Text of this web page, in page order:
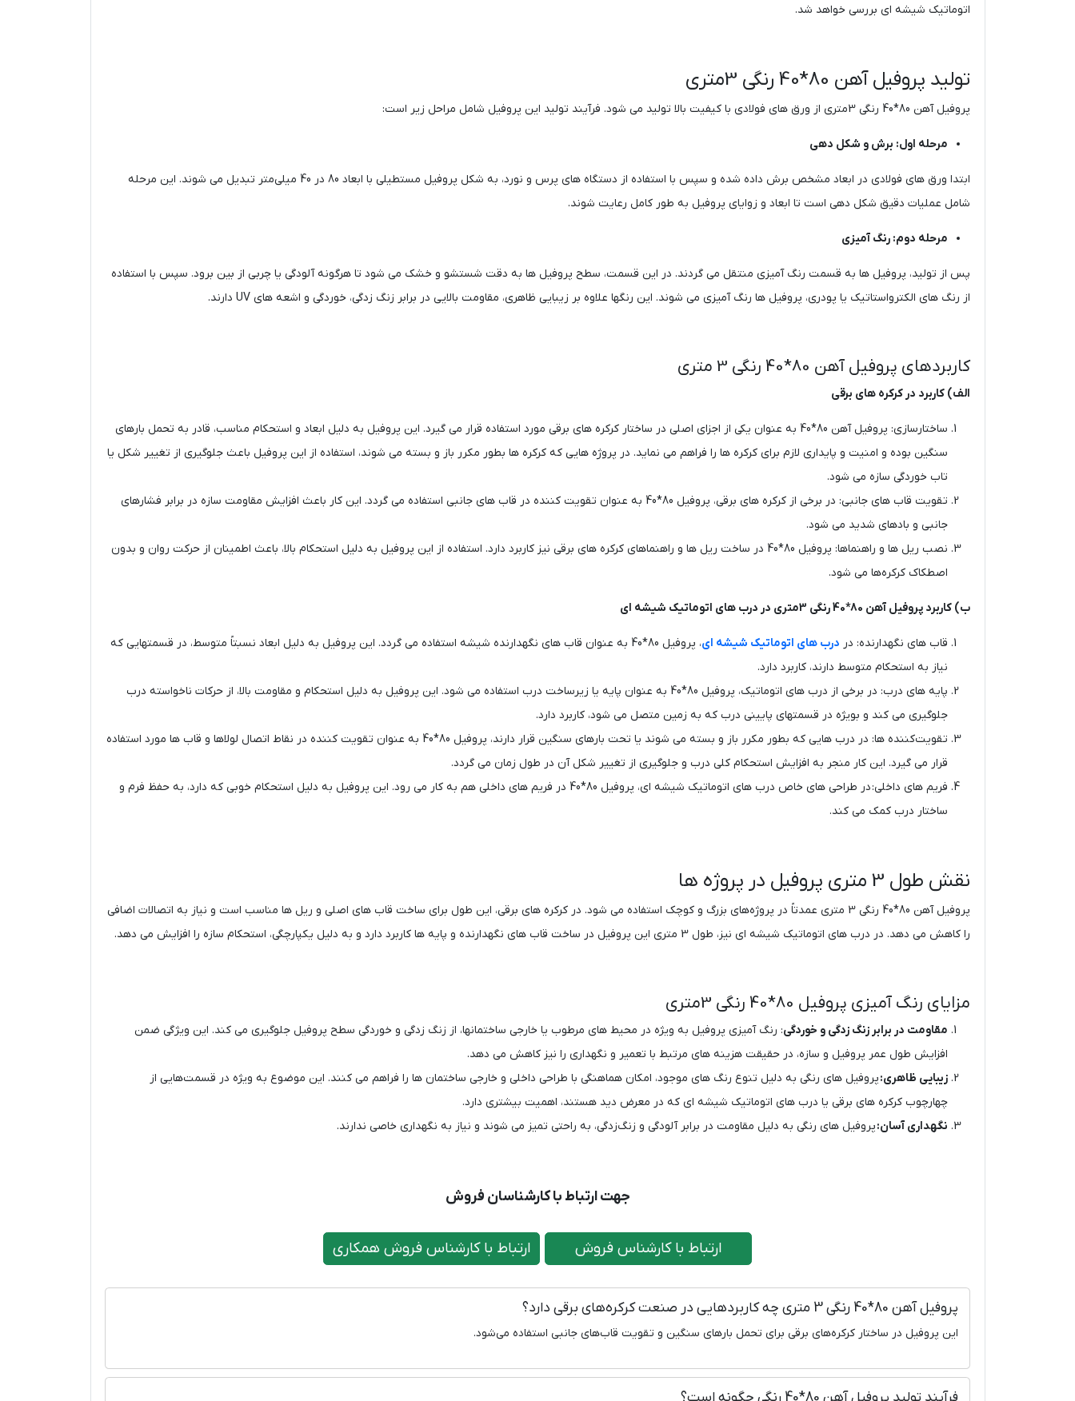
اتوماتیک شیشه ‌ای بررسی خواهد شد.
تولید پروفیل آهن 80*40 رنگی 3متری
پروفیل آهن 80*40 رنگی 3متری از ورق ‌های فولادی با کیفیت بالا تولید می‌ شود. فرآیند تولید این پروفیل شامل مراحل زیر است:
مرحله اول: برش و شکل‌ دهی
ابتدا ورق‌ های فولادی در ابعاد مشخص برش داده شده و سپس با استفاده از دستگاه های پرس و نورد، به شکل پروفیل مستطیلی با ابعاد 80 در 40 میلی‌متر تبدیل می ‌شوند. این مرحله
شامل عملیات دقیق شکل ‌دهی است تا ابعاد و زوایای پروفیل به طور کامل رعایت شوند.
مرحله دوم: رنگ ‌آمیزی
پس از تولید، پروفیل ‌ها به قسمت رنگ ‌آمیزی منتقل می گردند. در این قسمت، سطح پروفیل‌ ها به دقت شستشو و خشک می ‌شود تا هرگونه آلودگی یا چربی از بین برود. سپس با استفاده
از رنگ‌ های الکترواستاتیک یا پودری، پروفیل‌ ها رنگ ‌آمیزی می‌ شوند. این رنگها علاوه بر زیبایی ظاهری، مقاومت بالایی در برابر زنگ ‌زدگی، خوردگی و اشعه‌ های UV دارند.
کاربردهای پروفیل آهن 80*40 رنگی 3 متری
الف) کاربرد در کرکره‌ های برقی
ساختارسازی: پروفیل آهن 80*40 به عنوان یکی از اجزای اصلی در ساختار کرکره‌ های برقی مورد استفاده قرار می گیرد. این پروفیل به دلیل ابعاد و استحکام مناسب، قادر به تحمل بارهای
سنگین بوده و امنیت و پایداری لازم برای کرکره‌ ها را فراهم می ‌نماید. در پروژه‌ هایی که کرکره ‌ها بطور مکرر باز و بسته می ‌شوند، استفاده از این پروفیل باعث جلوگیری از تغییر شکل یا
تاب‌ خوردگی سازه می ‌شود.
تقویت قاب‌ های جانبی: در برخی از کرکره‌ های برقی، پروفیل 80*40 به عنوان تقویت‌ کننده در قاب‌ های جانبی استفاده می‌ گردد. این کار باعث افزایش مقاومت سازه در برابر فشارهای
جانبی و بادهای شدید می ‌شود.
نصب ریل ‌ها و راهنماها: پروفیل 80*40 در ساخت ریل‌ ها و راهنماهای کرکره‌ های برقی نیز کاربرد دارد. استفاده از این پروفیل به دلیل استحکام بالا، باعث اطمینان از حرکت روان و بدون
اصطکاک کرکره‌ها می شود.
ب) کاربرد پروفیل آهن 80*40 رنگی 3متری در درب‌ های اتوماتیک شیشه‌ ای
قاب‌ های نگهدارنده: در درب ‌های اتوماتیک شیشه ‌ای
، پروفیل 80*40 به عنوان قاب‌ های نگهدارنده شیشه استفاده می گردد. این پروفیل به دلیل ابعاد نسبتاً متوسط، در قسمتهایی که
نیاز به استحکام متوسط دارند، کاربرد دارد.
پایه‌ های درب: در برخی از درب‌ های اتوماتیک، پروفیل 80*40 به عنوان پایه یا زیرساخت درب استفاده می ‌شود. این پروفیل به دلیل استحکام و مقاومت بالا، از حرکات ناخواسته درب
جلوگیری می ‌کند و بویژه در قسمتهای پایینی درب که به زمین متصل می‌ شود، کاربرد دارد.
تقویت‌کننده‌ ها: در درب ‌هایی که بطور مکرر باز و بسته می ‌شوند یا تحت بارهای سنگین قرار دارند، پروفیل 80*40 به عنوان تقویت‌ کننده در نقاط اتصال لولاها و قاب ‌ها مورد استفاده
قرار می گیرد. این کار منجر به افزایش استحکام کلی درب و جلوگیری از تغییر شکل آن در طول زمان می‌ گردد.
فریم ‌های داخلی: در طراحی‌ های خاص درب ‌های اتوماتیک شیشه ‌ای، پروفیل 80*40 در فریم‌ های داخلی هم به کار می ‌رود. این پروفیل به دلیل استحکام خوبی که دارد، به حفظ فرم و
ساختار درب کمک می‌ کند.
نقش طول 3 متری پروفیل در پروژه‌ ها
پروفیل آهن 80*40 رنگی 3 متری عمدتاً در پروژه‌های بزرگ و کوچک استفاده می شود. در کرکره ‌های برقی، این طول برای ساخت قاب‌ های اصلی و ریل‌ ها مناسب است و نیاز به اتصالات اضافی
را کاهش می ‌دهد. در درب‌ های اتوماتیک شیشه ‌ای نیز، طول 3 متری این پروفیل در ساخت قاب‌ های نگهدارنده و پایه‌ ها کاربرد دارد و به دلیل یکپارچگی، استحکام سازه را افزایش می ‌دهد.
مزایای رنگ ‌آمیزی پروفیل 80*40 رنگی 3متری
مقاومت در برابر زنگ ‌زدگی و خوردگی: رنگ ‌آمیزی پروفیل‌ به ویژه در محیط‌ های مرطوب یا خارجی ساختمانها، از زنگ ‌زدگی و خوردگی سطح پروفیل جلوگیری می‌ کند. این ویژگی ضمن
افزایش طول عمر پروفیل و سازه، در حقیقت هزینه های مرتبط با تعمیر و نگهداری را نیز کاهش می‌ دهد.
زیبایی ظاهری:پروفیل ‌های رنگی به دلیل تنوع رنگ‌ های موجود، امکان هماهنگی با طراحی داخلی و خارجی ساختمان ها را فراهم می‌ کنند. این موضوع به ویژه در قسمت‌هایی از
چهارچوب کرکره های برقی یا درب های اتوماتیک شیشه ای که در معرض دید هستند، اهمیت بیشتری دارد.
نگهداری آسان:پروفیل ‌های رنگی به دلیل مقاومت در برابر آلودگی و زنگ‌زدگی، به راحتی تمیز می ‌شوند و نیاز به نگهداری خاصی ندارند.
جهت ارتباط با کارشناسان فروش
ارتباط با کارشناس فروش ارتباط با کارشناس فروش همکاری
پروفیل آهن 80*40 رنگی 3 متری چه کاربردهایی در صنعت کرکره‌های برقی دارد؟
این پروفیل در ساختار کرکره‌های برقی برای تحمل بارهای سنگین و تقویت قاب‌های جانبی استفاده می‌شود.
فرآیند تولید پروفیل آهن 80*40 رنگی چگونه است؟